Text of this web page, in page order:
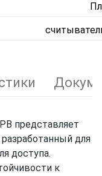
представляет
для
доступа.
к